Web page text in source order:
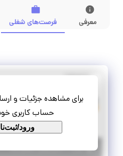
معرفی فرصت‌های شغلی
برای مشاهده جزئیات و
حساب کاربری
ورود/
استخدام کارشناس
تمام وقت استخدام
تهران |۴ سال پیش | منقضی شده